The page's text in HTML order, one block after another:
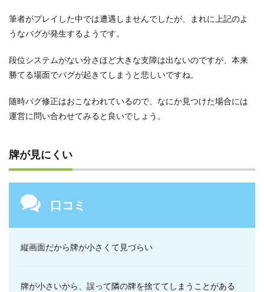
筆者がプレイした中では遭遇しませんでしたが、まれに上記のよ
うなバグが発生するようです。
段位システムがない分さほど大きな支障は出ないのですが、本来
勝てる場面でバグが起きてしまうと悲しいですね。
随時バグ修正はおこなわれているので、なにか見つけた場合には
運営に問い合わせてみると良いでしょう。
牌が見にくい
口コミ
縦画面だから牌が小さくて見づらい
牌が小さいから、誤って隣の牌を捨ててしまうことがある